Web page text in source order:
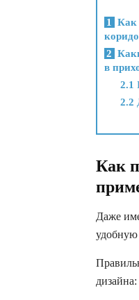
1
Как
2
в
2.1
2.2
Как
Даже
удобную
дизайна: